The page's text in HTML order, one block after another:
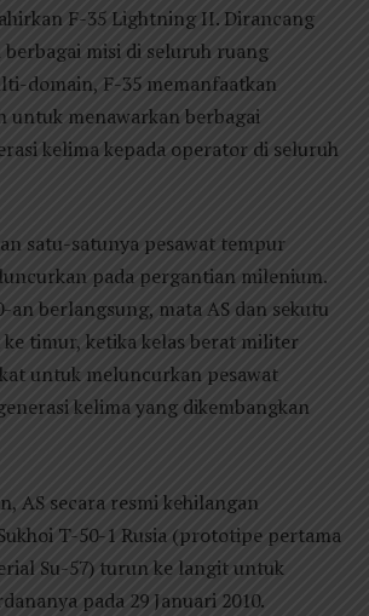
F-35 Lightning II. Dirancang
misi di seluruh ruang
domain, F-35 memanfaatkan
untuk menawarkan berbagai
kelima kepada operator di seluruh
satu-satunya pesawat tempur
pada pergantian milenium.
an berlangsung, mata AS dan sekutu
timur, ketika kelas berat militer
untuk meluncurkan pesawat
kelima yang dikembangkan
AS secara resmi kehilangan
T-50-1 Rusia (prototipe pertama
Su-57) turun ke langit untuk
pada 29 Januari 2010.